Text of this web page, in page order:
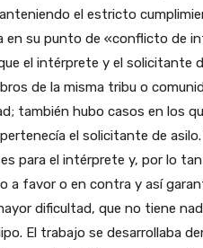
el estricto
en su punto de «conflicto de
el intérprete y el solicitante
de la misma tribu o
también hubo casos en los
el solicitante de
para el intérprete y, por lo
a favor o en contra y así
dificultad, que no tiene
El trabajo se desarrollaba